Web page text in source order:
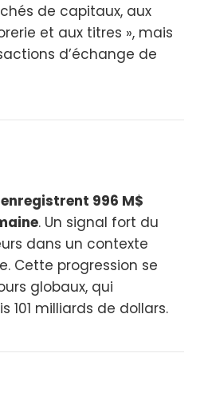
de capitaux, aux
et aux titres », mais
d’échange de
996 M$
. Un signal fort du
dans un contexte
Cette progression se
globaux, qui
101 milliards de dollars.